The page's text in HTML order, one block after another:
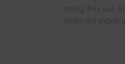
trong lĩnh vực
thẩm mỹ thành